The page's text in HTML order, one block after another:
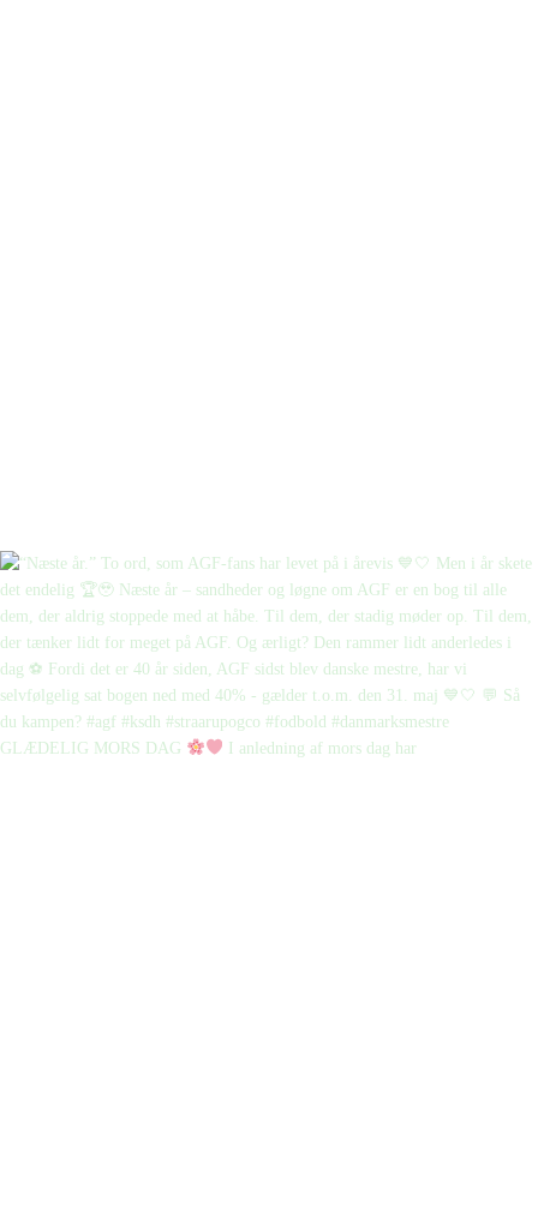
GLÆDELIG MORS DAG I anledning af mors dag har